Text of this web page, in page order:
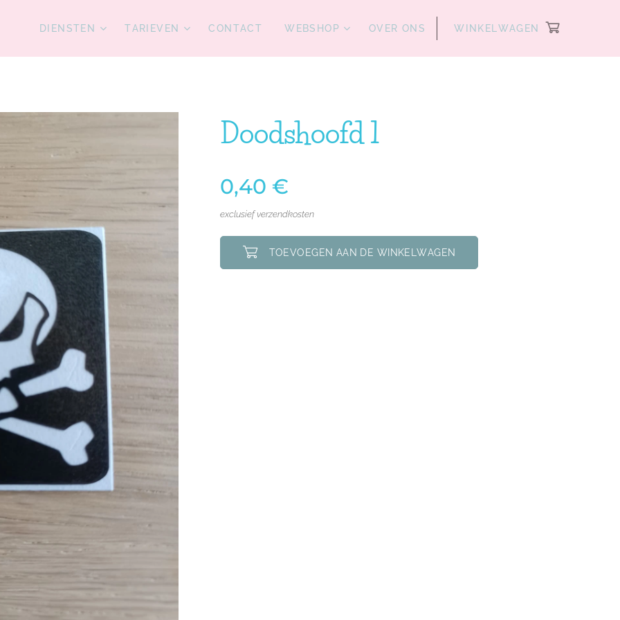
DIENSTEN TARIEVEN CONTACT WEBSHOP OVER ONS WINKELWAGEN
Doodshoofd 1
0,40 €
exclusief verzendkosten
TOEVOEGEN AAN DE WINKELWAGEN